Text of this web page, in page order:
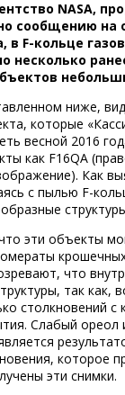
NASA,
сообщению на
в F-кольце
несколько
ниже,
которые
весной 2016
как F16QA
Как
с пылью F-
эти объекты
что внут
так как,
столкновений с
Слабый ореол
которое
эти снимки.